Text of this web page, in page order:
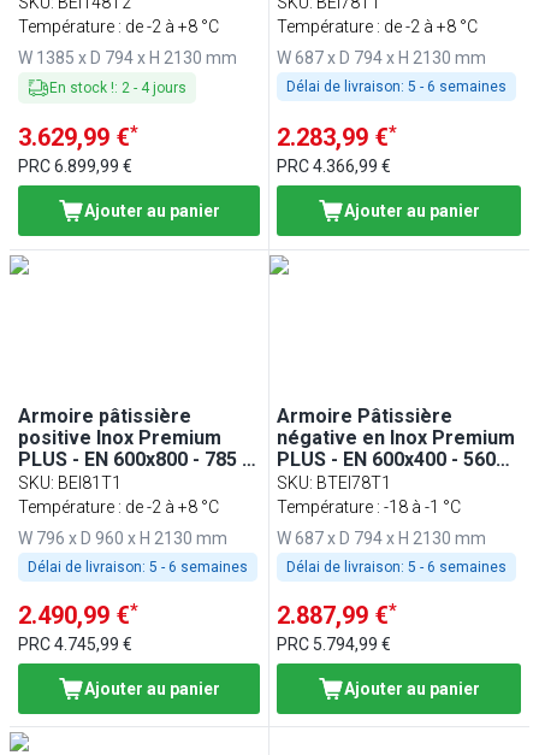
Température : de -2 à +8 °C
W 1385 x D 794 x H 2130 mm
En stock !: 2- 4 jours
3.629,99 €*
PRC6.899,99 €
Ajouter au panier
glissières
Température : de -2 à +8 °C
W 687 x D 794 x H 2130 mm
Délai de livraison: 5 - 6 semaines
2.283,99 €*
PRC4.366,99 €
Ajouter au panier
Armoire pâtissière
positive Inox Premium
PLUS - EN 600x800 - 785 L
- avec 1 porte &
Glissières
SKU: BEI81T1
Température : de -2 à +8 °C
W 796 x D 960 x H 2130 mm
Délai de livraison: 5 - 6 semaines
2.490,99 €*
PRC4.745,99 €
Ajouter au panier
Armoire Pâtissière
négative en Inox Premium
PLUS - EN 600x400 - 560
litres - avec 1 porte
SKU: BTEI78T1
Température : -18 à -1 °C
W 687 x D 794 x H 2130 mm
Délai de livraison: 5 - 6 semaines
2.887,99 €*
PRC 5.794,99 €
Ajouter au panier